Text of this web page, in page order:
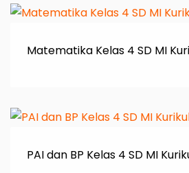
Matematika Kelas 4 SD MI
PAI dan BP Kelas 4 SD MI